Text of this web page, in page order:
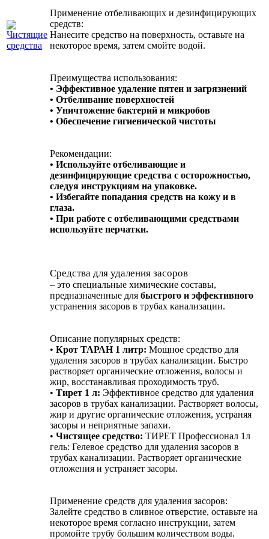
Применение отбеливающих и дезинфицирующих
средств:
Нанесите средство на поверхность, оставьте на
некоторое время, затем смойте водой.
Преимущества использования:
• Эффективное удаление пятен и загрязнений
• Отбеливание поверхностей
• Уничтожение бактерий и микробов
• Обеспечение гигиенической чистоты
Рекомендации:
• Используйте отбеливающие и
дезинфицирующие средства с осторожностью,
следуя инструкциям на упаковке.
• Избегайте попадания средств на кожу и в
глаза.
• При работе с отбеливающими средствами
используйте перчатки.
Средства для удаления засоров
– это специальные химические составы,
предназначенные для быстрого и эффективного
устранения засоров в трубах канализации.
Описание популярных средств:
• Крот ТАРАН 1 литр: Мощное средство для
удаления засоров в трубах канализации. Быстро
растворяет органические отложения, волосы и
жир, восстанавливая проходимость труб.
• Тирет 1 л: Эффективное средство для удаления
засоров в трубах канализации. Растворяет волосы,
жир и другие органические отложения, устраняя
засоры и неприятные запахи.
• Чистящее средство: ТИРЕТ Профессионал 1л
гель: Гелевое средство для удаления засоров в
трубах канализации. Растворяет органические
отложения и устраняет засоры.
Применение средств для удаления засоров:
Залейте средство в сливное отверстие, оставьте на
некоторое время согласно инструкции, затем
промойте трубу большим количеством воды.